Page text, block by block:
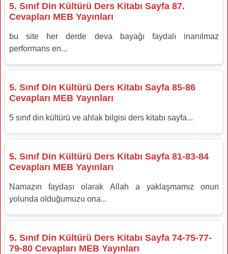
5. Sınıf Din Kültürü Ders Kitabı Sayfa 87.
Cevapları MEB Yayınları
bu site her derde deva bayağı faydalı inanılmaz
performans en...
5. Sınıf Din Kültürü Ders Kitabı Sayfa 85-86
Cevapları MEB Yayınları
5 sınıf din kültürü ve ahlak bilgisi ders kitabı sayfa...
5. Sınıf Din Kültürü Ders Kitabı Sayfa 81-83-84
Cevapları MEB Yayınları
Namazın faydası olarak Allah a yaklaşmamız onun
yolunda olduğumuzu ona...
5. Sınıf Din Kültürü Ders Kitabı Sayfa 74-75-77-
79-80 Cevapları MEB Yayınları